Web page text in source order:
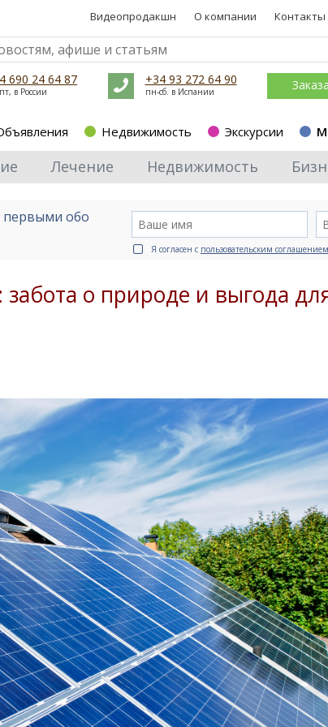
Видеопродакшн О компании Контакты
690 24 64 87
в России
+34 93 272 64 90
пн-сб. в Испании
Недвижимость Экскурсии
Лечение Недвижимость
первыми обо
Я согласен с пользовательским соглашением
о природе и выгода